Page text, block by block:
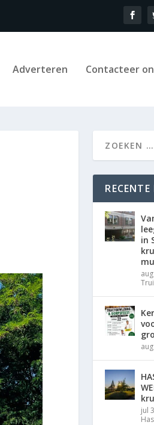
Adverteren Contacteer
in
jul